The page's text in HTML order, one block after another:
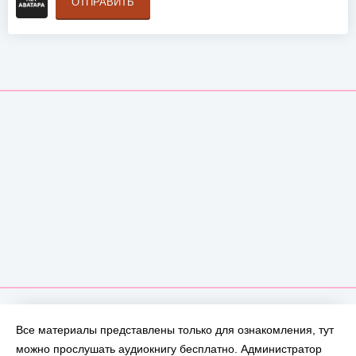
Все материалы представлены только для ознакомления, тут
можно прослушать аудиокнигу бесплатно. Администратор